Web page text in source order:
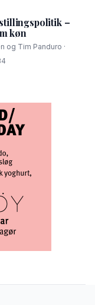
–
køn
og Tim Panduro ·